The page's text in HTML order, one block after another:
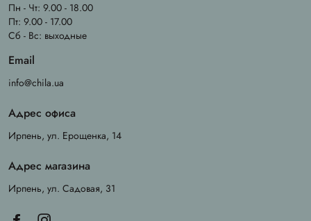
Пн - Чт: 9.00 - 18.00
Пт: 9.00 - 17.00
Сб - Вс: выходные
Email
info@chila.ua
Адрес офиса
Ирпень, ул. Ерощенка, 14
Адрес магазина
Ирпень, ул. Садовая, 31